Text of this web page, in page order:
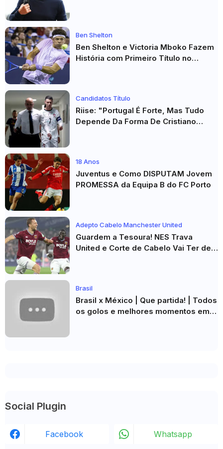
Ben Shelton
Ben Shelton e Victoria Mboko Fazem
História com Primeiro Título no
Candidatos Título
Riise: "Portugal É Forte, Mas Tudo
Depende Da Forma De Cristiano
18 Anos
Juventus e Como DISPUTAM Jovem
PROMESSA da Equipa B do FC Porto
Adepto Cabelo Manchester United
Guardem a Tesoura! NES Trava
United e Corte de Cabelo Vai Ter de
Brasil
Brasil x México | Que partida! | Todos
os golos e melhores momentos em
Social Plugin
Facebook Whatsapp